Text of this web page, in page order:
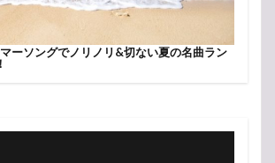
マーソングでノリノリ&切ない夏の名曲ラン